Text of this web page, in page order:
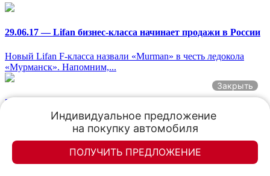
29.06.17 —Lifan бизнес-класса начинает продажи в России
Новый Lifan F-класса назвали «Murman» в честь ледокола
«Мурманск». Напомним,...
29.06.17 —
Новые Chery Tiggo поступят в продажу уже в следующем
году. По словам заместителя гендиректора Chery ...
07.06.17 — Смартфон за тест-драйв Chery Tiggo 2!
Закрыть
Индивидуальное предложение
на покупку автомобиля
ПОЛУЧИТЬ ПРЕДЛОЖЕНИЕ
Элан-моторс
Элан-моторс